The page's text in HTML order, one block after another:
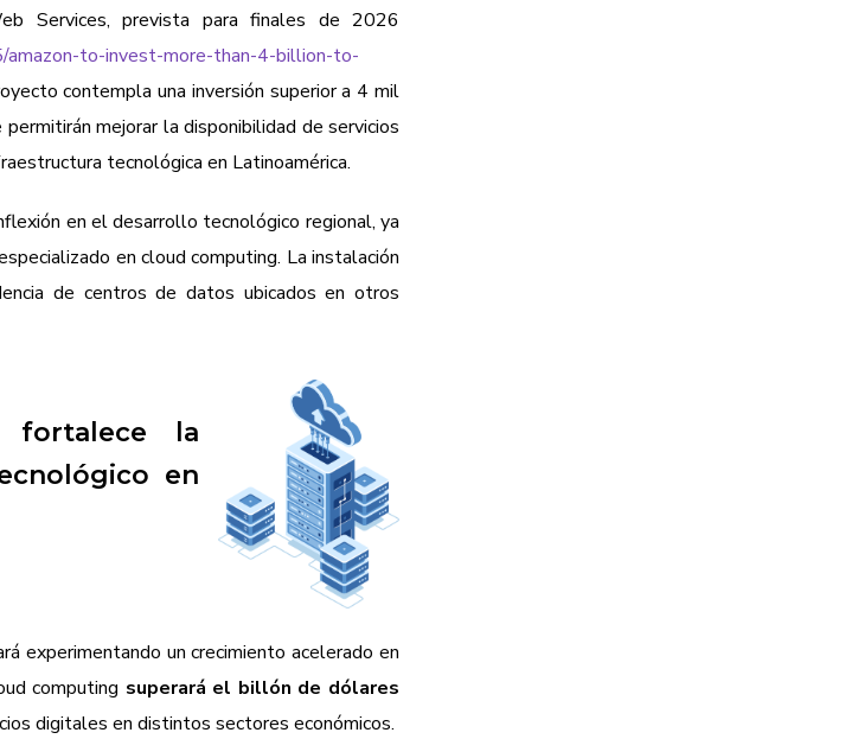
Services, prevista para finales de 2026
to-invest-more-than-4-billion-to-
contempla una inversión superior a 4 mil
mejorar la disponibilidad de servicios
tecnológica en Latinoamérica.
en el desarrollo tecnológico regional, ya
en cloud computing. La instalación
de centros de datos ubicados en otros
fortalece la
en
experimentando un crecimiento acelerado en
computing superará el billón de dólares
digitales en distintos sectores económicos.